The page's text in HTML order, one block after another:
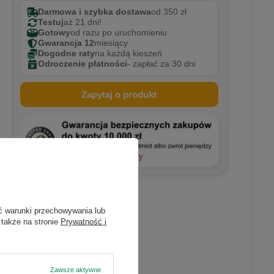
Darmowa i szybka dostawaod 350 zł
Testujaż 21 dni!
Gotowyod razu po uruchomieniu
Gwarancja 12miesiący
Dogodne ratyna każdą kieszeń
Odroczenie płatności- zapłać za 30 dni
Zapytaj o produkt
warunki przechowywania lub
na stronie Prywatność i
Zawsze aktywne